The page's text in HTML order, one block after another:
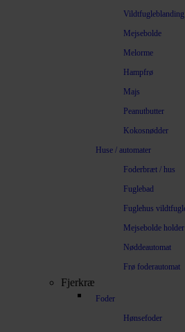
Vildtfugleblanding
Mejsebolde
Melorme
Hampfrø
Majs
Peanutbutter
Kokosnødder
Huse / automater
Foderbræt / hus
Fuglebad
Fuglehus
Mejsebolde holder
Nøddeautomat
Frø foderautomat
Fjerkræ
Foder
Hønsefoder